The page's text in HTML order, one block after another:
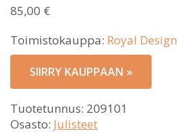
85,00 €
Toimistokauppa: Royal Design
SIIRRY KAUPPAAN »
Tuotetunnus: 209101
Osasto: Julisteet